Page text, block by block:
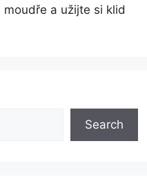
a užijte si klid
Search